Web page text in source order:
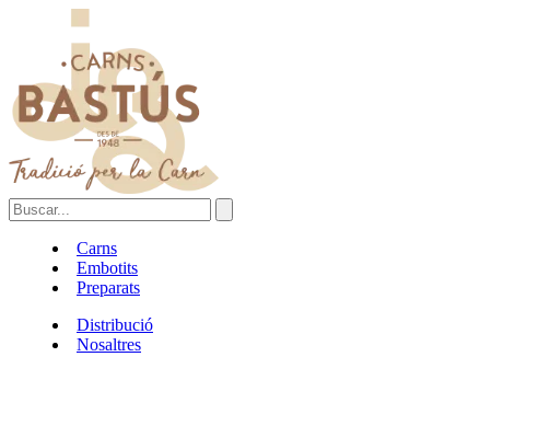
Carns
Embotits
Preparats
Distribució
Nosaltres